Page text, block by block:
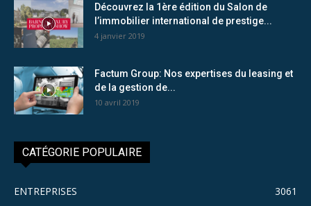
Découvrez la 1ère édition du Salon de
l’immobilier international de prestige...
4 janvier 2019
Factum Group: Nos expertises du leasing et
de la gestion de...
10 avril 2019
CATÉGORIE POPULAIRE
ENTREPRISES
3061